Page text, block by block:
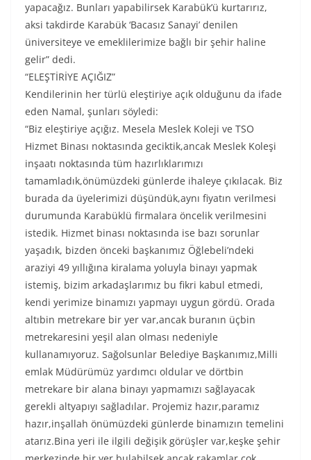
yapacağız. Bunları yapabilirsek Karabük’ü kurtarırız,
aksi takdirde Karabük ‘Bacasız Sanayi’ denilen
üniversiteye ve emeklilerimize bağlı bir şehir haline
gelir” dedi.
“ELEŞTİRİYE AÇIĞIZ”
Kendilerinin her türlü eleştiriye açık olduğunu da ifade
eden Namal, şunları söyledi:
“Biz eleştiriye açığız. Mesela Meslek Koleji ve TSO
Hizmet Binası noktasında geciktik,ancak Meslek Koleşi
inşaatı noktasında tüm hazırlıklarımızı
tamamladık,önümüzdeki günlerde ihaleye çıkılacak. Biz
burada da üyelerimizi düşündük,aynı fiyatın verilmesi
durumunda Karabüklü firmalara öncelik verilmesini
istedik. Hizmet binası noktasında ise bazı sorunlar
yaşadık, bizden önceki başkanımız Öğlebeli’ndeki
araziyi 49 yıllığına kiralama yoluyla binayı yapmak
istemiş, bizim arkadaşlarımız bu fikri kabul etmedi,
kendi yerimize binamızı yapmayı uygun gördü. Orada
altıbin metrekare bir yer var,ancak buranın üçbin
metrekaresini yeşil alan olması nedeniyle
kullanamıyoruz. Sağolsunlar Belediye Başkanımız,Milli
emlak Müdürümüz yardımcı oldular ve dörtbin
metrekare bir alana binayı yapmamızı sağlayacak
gerekli altyapıyı sağladılar. Projemiz hazır,paramız
hazır,inşallah önümüzdeki günlerde binamızın temelini
atarız.Bina yeri ile ilgili değişik görüşler var,keşke şehir